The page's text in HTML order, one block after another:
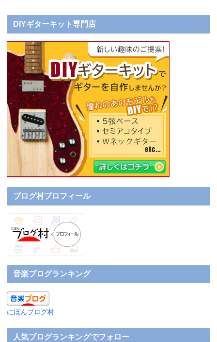
DIYギターキット専門店
ブログ村プロフィール
音楽ブログランキング
にほんブログ村
人気ブログランキングでフォロー